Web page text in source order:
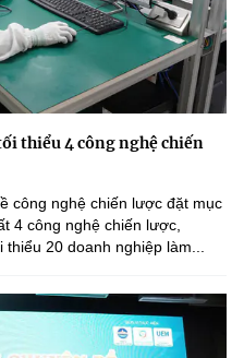
thiểu 4 công nghệ chiến
công nghệ chiến lược đặt mục
4 công nghệ chiến lược,
20 doanh nghiệp làm...